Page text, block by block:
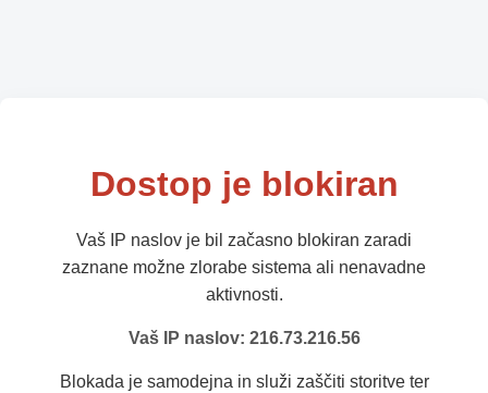
Dostop je blokiran
Vaš IP naslov je bil začasno blokiran zaradi
zaznane možne zlorabe sistema ali nenavadne
aktivnosti.
Vaš IP naslov: 216.73.216.56
Blokada je samodejna in služi zaščiti storitve ter